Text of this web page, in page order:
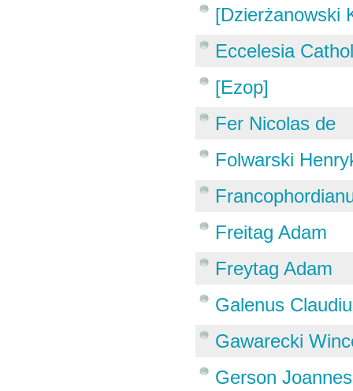
[Dzierżanowski
Eccelesia
[Ezop]
Fer Nicolas de
Folwarski
Freitag Adam
Freytag Adam
Galenus
Gawarecki
Gerson Joannes